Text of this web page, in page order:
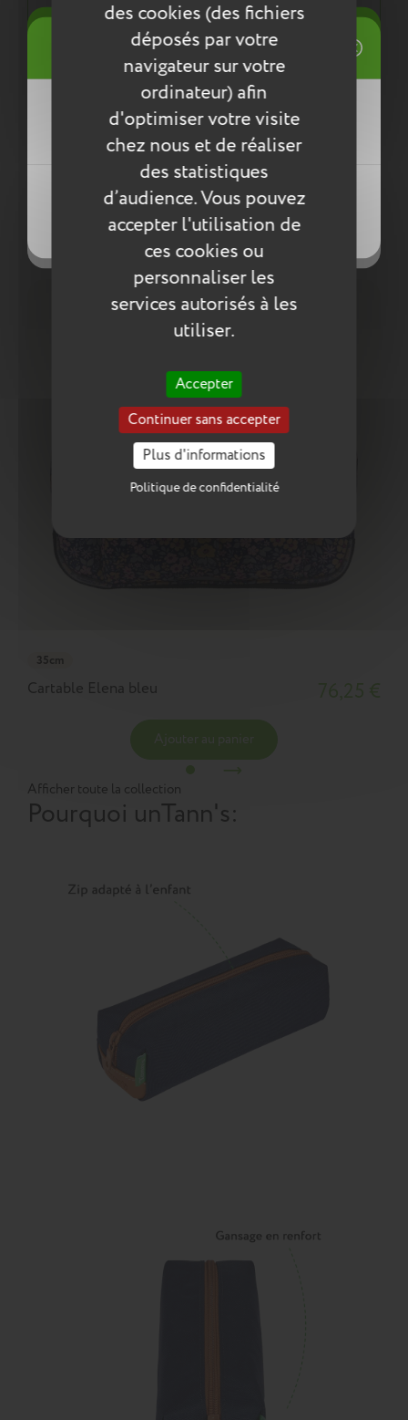
des cookies (des fichiers
déposés par votre
navigateur sur votre
ordinateur) afin
d'optimiser votre visite
chez nous et de réaliser
des statistiques
d’audience. Vous pouvez
accepter l'utilisation de
ces cookies ou
personnaliser les
services autorisés à les
utiliser.
Accepter
Continuer sans accepter
Plus d'informations
Politique de confidentialité
normes environnementales européennes ReACH
Entretien
Pour l’entretien de nos produits, nous vous
conseillons d’utiliser un chiffon humide ou une
éponge légèrement humidifiée à l'eau
savonneuse. N’utilisez pas de produits agressifs
qui risqueraient de détériorer le produit.
Compléter la collection
35cm
Cartable Elena bleu
Afficher toute la collection
Pourquoi unTann's:
Mes listes d'envies
Créer une nouvelle liste
((title))
((cancelText))
((createText))
Connexion
Vous devez être connecté pour ajouter
des produits à votre liste d'envies.
((cancelText))
((loginText))